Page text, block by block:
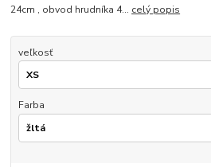
24cm , obvod hrudníka 4... celý popis
veľkosť
Farba